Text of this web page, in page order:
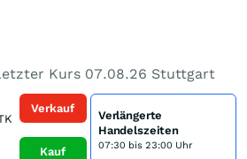
Kurs 07.08.26 Stuttgart
Verkauf
Kauf
Verlängerte
Handelszeiten
07:30 bis 23:00 Uhr